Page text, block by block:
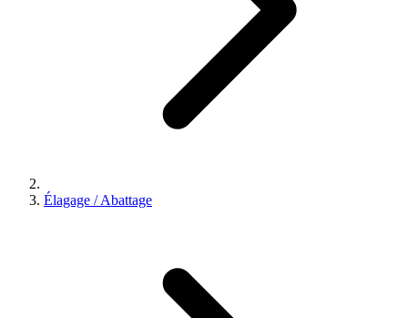
Élagage / Abattage